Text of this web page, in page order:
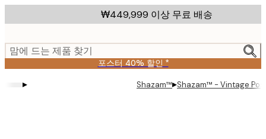
to
content.
₩449,999 이상 무료 배송
맘에 드는 제품 찾기
포스터 40% 할인 *
▸ Shazam™▸Shazam™ - Vintage